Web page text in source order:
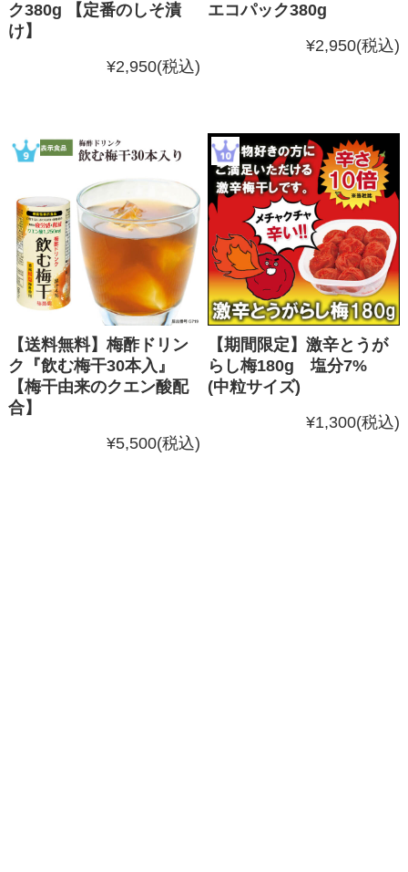
ク380g 【定番のしそ漬
け】
¥2,950(税込)
エコパック380g
¥2,950(税込)
【送料無料】梅酢ドリン
ク『飲む梅干30本入』
【梅干由来のクエン酸配
合】
¥5,500(税込)
【期間限定】激辛とうが
らし梅180g 塩分7%
(中粒サイズ)
¥1,300(税込)